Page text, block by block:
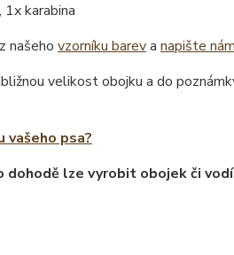
karabina
našeho vzorníku bareva napište nám
velikost obojku a do
vašeho psa?
dohodě lze vyrobit obojek či